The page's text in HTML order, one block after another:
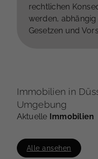
rechtlichen
werden,
Gesetzen und
Immobilien in
Umgebung
Aktuelle Immobilien
Alle ansehen